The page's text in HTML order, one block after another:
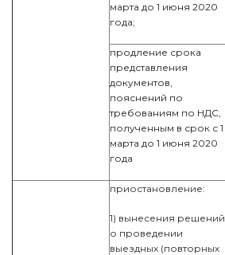
марта до 1 июня 2020
года;
продление срока
представления
документов,
пояснений по
требованиям по НДС,
полученным в срок с 1
марта до 1 июня 2020
года
приостановление:
1) вынесения решений
о проведении
выездных (повторных